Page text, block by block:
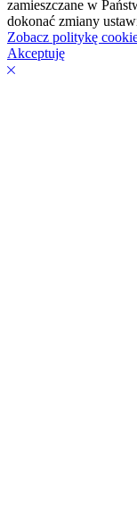
zamieszczane w
dokonać zmiany
Zobacz politykę
Akceptuję